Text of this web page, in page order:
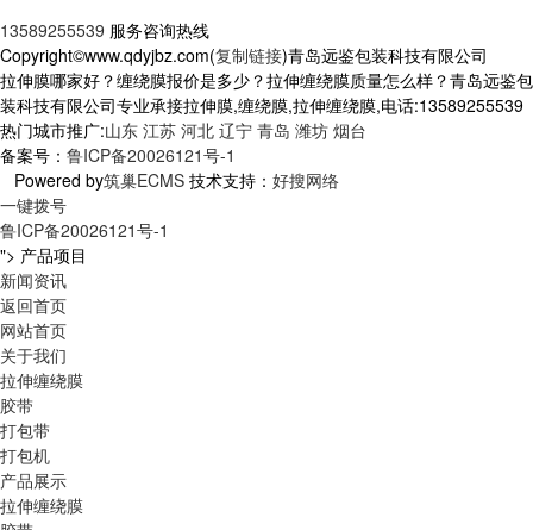
13589255539 服务咨询热线
Copyright©www.qdyjbz.com(复制链接)青岛远鉴包装科技有限公司
拉伸膜哪家好？缠绕膜报价是多少？拉伸缠绕膜质量怎么样？青岛远鉴包
装科技有限公司专业承接拉伸膜,缠绕膜,拉伸缠绕膜,电话:13589255539
热门城市推广:山东 江苏 河北 辽宁 青岛 潍坊 烟台
备案号： 鲁ICP备20026121号-1
Powered by筑巢ECMS 技术支持： 好搜网络
一键拨号
鲁ICP备20026121号-1
"> 产品项目
新闻资讯
返回首页
网站首页
关于我们
拉伸缠绕膜
胶带
打包带
打包机
产品展示
拉伸缠绕膜